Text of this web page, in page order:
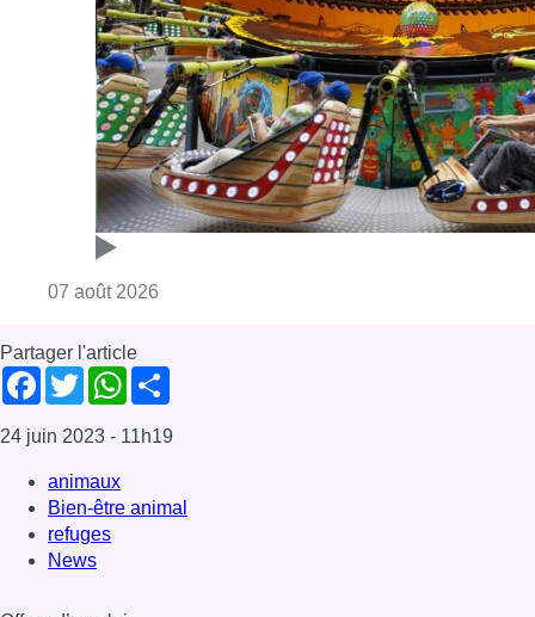
07 août 2026
Partager l'article
Facebook
TwitterWhatsApp
24 juin 2023 - 11h19
animaux
Bien-être animal
refuges
News